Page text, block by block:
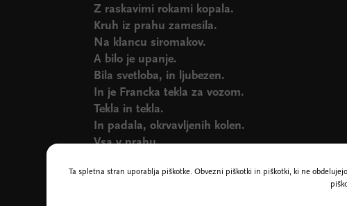
Z raskavimi rokami kopala.
Kruh iz prahu zamesila.
Na klancu siromakov.
A bilo je upanje.
Bila svetloba, in ljubezen.
In je Francka tekla za vozom.
Tekla in tekla.
In padala, okrvavljenih kolen.
Vsa v prahu.
In tekla.
Ta spletna stran uporablja piškotke. Obvezni piškotki in piškotki, ki ne